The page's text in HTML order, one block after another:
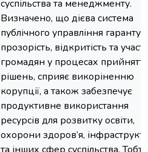
суспільства та менеджменту.
Визначено, що дієва система
публічного управління гарантує
прозорість, відкритість та
громадян у процесах прийняття
рішень, сприяє викоріненню
корупції, а також забезпечує
продуктивне використання
ресурсів для розвитку освіти,
охорони здоров’я,